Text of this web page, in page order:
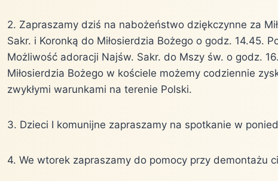
2. Zapraszamy dziś na nabożeństwo dziękczynne za
Sakr. i Koronką do Miłosierdzia Bożego o godz. 14.45.
Możliwość adoracji Najśw. Sakr. do Mszy św. o godz.
Miłosierdzia Bożego w kościele możemy codziennie
zwykłymi warunkami na terenie Polski.
3. Dzieci I komunijne zapraszamy na spotkanie w
4. We wtorek zapraszamy do pomocy przy demontażu